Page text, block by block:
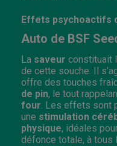
Effets psychoactifs
Auto de BSF
La saveur constituait
de cette souche. Il
offre des touches
de pin, le tout
four. Les effets sont
une stimulation
physique, idéales
défonce totale, à tous